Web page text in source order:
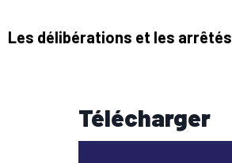
Les délibérations et les arrêtés
Télécharger